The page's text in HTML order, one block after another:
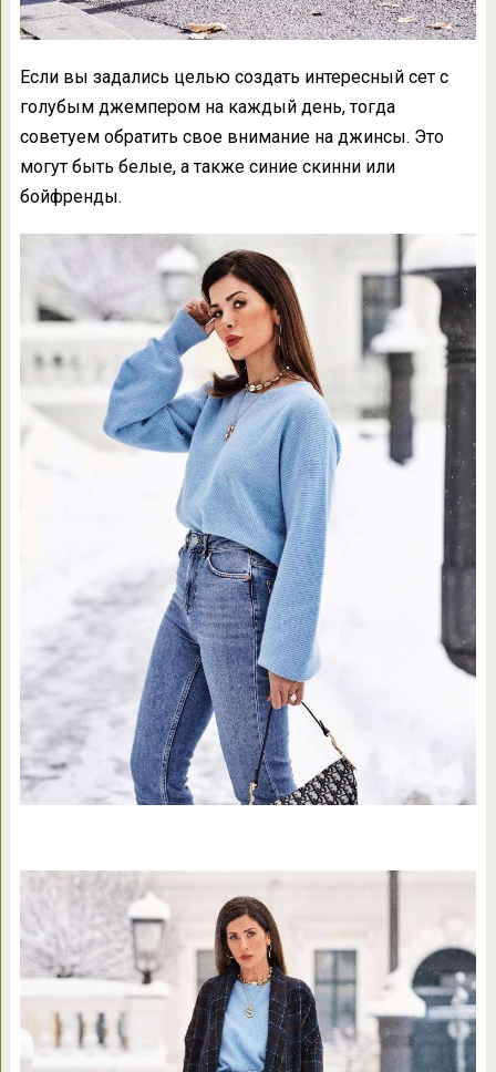
Если вы задались целью создать интересный сет с
голубым джемпером на каждый день, тогда
советуем обратить свое внимание на джинсы. Это
могут быть белые, а также синие скинни или
бойфренды.